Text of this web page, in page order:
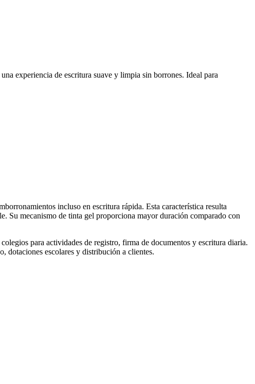
experiencia de escritura suave y limpia sin borrones. Ideal para
incluso en escritura rápida. Esta característica resulta
Su mecanismo de tinta gel proporciona mayor duración comparado con
para actividades de registro, firma de documentos y escritura diaria.
dotaciones escolares y distribución a clientes.